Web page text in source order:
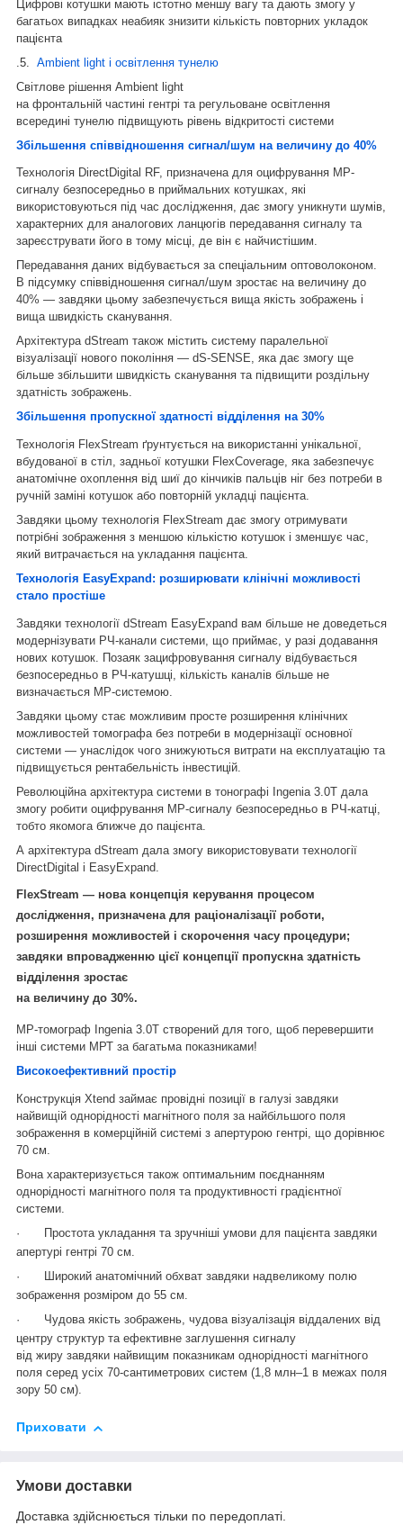
Цифрові котушки мають істотно меншу вагу та дають змогу у
багатьох випадках неабияк знизити кількість повторних укладок
пацієнта
.5. Аmbient light і освітлення тунелю
Світлове рішення Аmbient light
на фронтальній частині гентрі та регульоване освітлення
всередині тунелю підвищують рівень відкритості системи
Збільшення співвідношення сигнал/шум на величину до 40%
Технологія DirectDigital RF, призначена для оцифрування МР-
сигналу безпосередньо в приймальних котушках, які
використовуються під час дослідження, дає змогу уникнути шумів,
характерних для аналогових ланцюгів передавання сигналу та
зареєструвати його в тому місці, де він є найчистішим.
Передавання даних відбувається за спеціальним оптоволоконом.
В підсумку співвідношення сигнал/шум зростає на величину до
40% — завдяки цьому забезпечується вища якість зображень і
вища швидкість сканування.
Архітектура dStream також містить систему паралельної
візуалізації нового покоління — dS-SENSE, яка дає змогу ще
більше збільшити швидкість сканування та підвищити роздільну
здатність зображень.
Збільшення пропускної здатності відділення на 30%
Технологія FlexStream ґрунтується на використанні унікальної,
вбудованої в стіл, задньої котушки FlexCoverage, яка забезпечує
анатомічне охоплення від шиї до кінчиків пальців ніг без потреби в
ручній заміні котушок або повторній укладці пацієнта.
Завдяки цьому технологія FlexStream дає змогу отримувати
потрібні зображення з меншою кількістю котушок і зменшує час,
який витрачається на укладання пацієнта.
Технологія EasyExpand: розширювати клінічні можливості
стало простіше
Завдяки технології dStream EasyExpand вам більше не доведеться
модернізувати РЧ-канали системи, що приймає, у разі додавання
нових котушок. Позаяк зацифровування сигналу відбувається
безпосередньо в РЧ-катушці, кількість каналів більше не
визначається МР-системою.
Завдяки цьому стає можливим просте розширення клінічних
можливостей томографа без потреби в модернізації основної
системи — унаслідок чого знижуються витрати на експлуатацію та
підвищується рентабельність інвестицій.
Революційна архітектура системи в тонографі Ingenia 3.0T дала
змогу робити оцифрування МР-сигналу безпосередньо в РЧ-катці,
тобто якомога ближче до пацієнта.
А архітектура dStream дала змогу використовувати технології
DirectDigital і EasyExpand.
FlexStream — нова концепція керування процесом
дослідження, призначена для раціоналізації роботи,
розширення можливостей і скорочення часу процедури;
завдяки впровадженню цієї концепції пропускна здатність
відділення зростає
на величину до 30%.
МР-томограф Ingenia 3.0T створений для того, щоб перевершити
інші системи МРТ за багатьма показниками!
Високоефективний простір
Конструкція Xtend займає провідні позиції в галузі завдяки
найвищій однорідності магнітного поля за найбільшого поля
зображення в комерційній системі з апертурою гентрі, що дорівнює
70 см.
Вона характеризується також оптимальним поєднанням
однорідності магнітного поля та продуктивності градієнтної
системи.
·
Простота укладання та зручніші умови для пацієнта завдяки
апертурі гентрі 70 см.
·
Широкий анатомічний обхват завдяки надвеликому полю
зображення розміром до 55 см.
·
Чудова якість зображень, чудова візуалізація віддалених від
центру структур та ефективне заглушення сигналу
від жиру завдяки найвищим показникам однорідності магнітного
поля серед усіх 70-сантиметрових систем (1,8 млн–1 в межах поля
зору 50 см).
Приховати
Умови доставки
Доставка здійснюється тільки по передоплаті.